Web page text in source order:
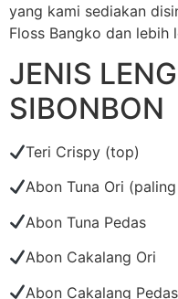
yang kami sediakan
Floss Bangko dan lebih
JENIS
SIBONBON
Teri Crispy (top)
Abon Tuna Ori
Abon Tuna Pedas
Abon Cakalang Ori
Abon Cakalang Pedas